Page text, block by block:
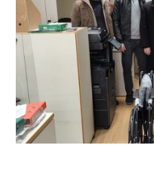
ΙΩΑΝΝΙΝΑ
ΘΕΣΠΡΩΤΙΑ
ΙΟΝΙΑ ΝΗΣΙΑ
ΚΑΙ ΕΛΛΑΔΑ
ΥΓΕΙΑ-ΟΜΟΡΦΙΑ